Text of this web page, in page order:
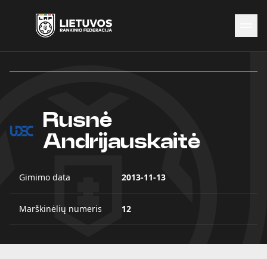
Naujienos
Čempionatai
Kontaktai
Antidopingas
Rusnė
Andrijauskaitė
Gimimo data 2013-11-13
Marškinėlių numeris 12